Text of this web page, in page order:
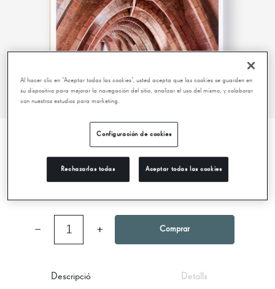
− 1 + Comprar
Descripció Detalls
Al hacer clic en “Aceptar todas las cookies”, usted acepta que las cookies se guarden en
su dispositivo para mejorar la navegación del sitio, analizar el uso del mismo, y colaborar
con nuestros estudios para marketing.
Configuración de cookies
Rechazarlas todas Aceptar todas las cookies